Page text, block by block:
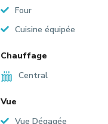
Four
Cuisine équipée
Chauffage
Central
Vue
Vue Dégagée